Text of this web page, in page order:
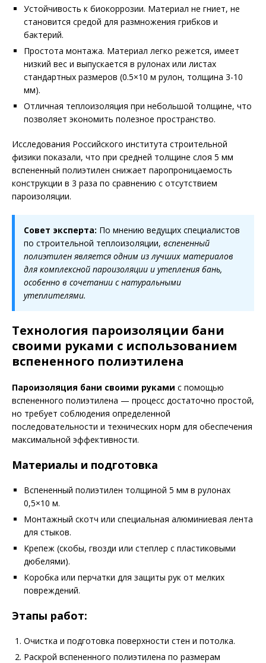
Устойчивость к биокоррозии. Материал не гниет, не
становится средой для размножения грибков и
бактерий.
Простота монтажа. Материал легко режется, имеет
низкий вес и выпускается в рулонах или листах
стандартных размеров (0.5×10 м рулон, толщина 3-10
мм).
Отличная теплоизоляция при небольшой толщине, что
позволяет экономить полезное пространство.
Исследования Российского института строительной
физики показали, что при средней толщине слоя 5 мм
вспененный полиэтилен снижает паропроницаемость
конструкции в 3 раза по сравнению с отсутствием
пароизоляции.
Совет эксперта: По мнению ведущих специалистов
по строительной теплоизоляции, вспененный
полиэтилен является одним из лучших материалов
для комплексной пароизоляции и утепления бань,
особенно в сочетании с натуральными
утеплителями.
Технология пароизоляции бани
своими руками с использованием
вспененного полиэтилена
Пароизоляция бани своими руками с помощью
вспененного полиэтилена — процесс достаточно простой,
но требует соблюдения определенной
последовательности и технических норм для обеспечения
максимальной эффективности.
Материалы и подготовка
Вспененный полиэтилен толщиной 5 мм в рулонах
0,5×10 м.
Монтажный скотч или специальная алюминиевая лента
для стыков.
Крепеж (скобы, гвозди или степлер с пластиковыми
дюбелями).
Коробка или перчатки для защиты рук от мелких
повреждений.
Этапы работ:
Очистка и подготовка поверхности стен и потолка.
Раскрой вспененного полиэтилена по размерам